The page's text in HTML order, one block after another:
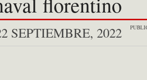
SEPTIEMBRE, 2022